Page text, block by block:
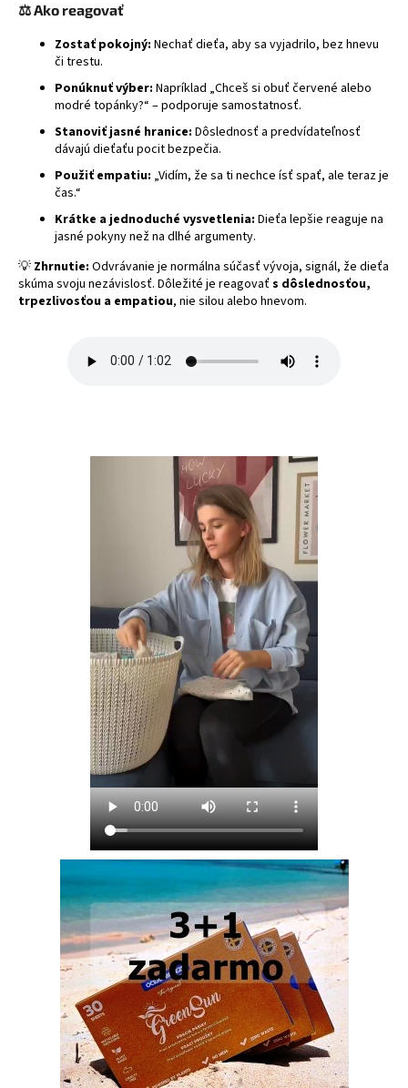
⚖️ Ako reagovať
Zostať pokojný: Nechať dieťa, aby sa vyjadrilo, bez hnevu
či trestu.
Ponúknuť výber: Napríklad „Chceš si obuť červené alebo
modré topánky?“ – podporuje samostatnosť.
Stanoviť jasné hranice: Dôslednosť a predvídateľnosť
dávajú dieťaťu pocit bezpečia.
Použiť empatiu: „Vidím, že sa ti nechce ísť spať, ale teraz je
čas.“
Krátke a jednoduché vysvetlenia: Dieťa lepšie reaguje na
jasné pokyny než na dlhé argumenty.
💡 Zhrnutie: Odvrávanie je normálna súčasť vývoja, signál, že dieťa
skúma svoju nezávislosť. Dôležité je reagovaťs dôslednosťou,
trpezlivosťou a empatiou, nie silou alebo hnevom.